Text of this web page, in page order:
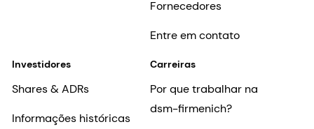
Fornecedores
Entre em contato
Investidores
Shares & ADRs
Informações históricas
Carreiras
Por que trabalhar na
dsm-firmenich?